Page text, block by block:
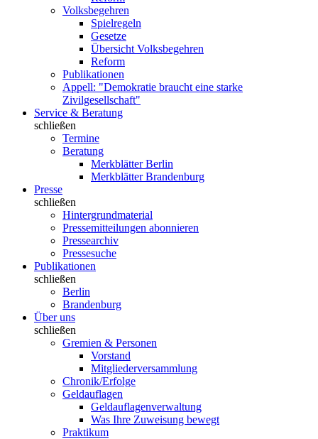
Volksbegehren
Spielregeln
Gesetze
Übersicht Volksbegehren
Reform
Publikationen
Appell: "Demokratie braucht eine starke
Zivilgesellschaft"
Service & Beratung
schließen
Termine
Beratung
Merkblätter Berlin
Merkblätter Brandenburg
Presse
schließen
Hintergrundmaterial
Pressemitteilungen abonnieren
Pressearchiv
Pressesuche
Publikationen
schließen
Berlin
Brandenburg
Über uns
schließen
Gremien & Personen
Vorstand
Mitgliederversammlung
Chronik/Erfolge
Geldauflagen
Geldauflagenverwaltung
Was Ihre Zuweisung bewegt
Praktikum